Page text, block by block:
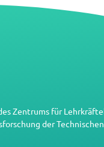
Zentrums für
der